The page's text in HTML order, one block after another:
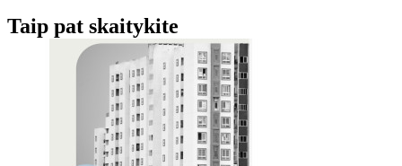
Taip pat skaitykite